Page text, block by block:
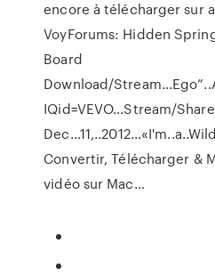
encore à télécharger sur
VoyForums: Hidden
Board
Download/
IQid=VEVO...Stream/
Convertir, Télécharger &
vidéo sur Mac…